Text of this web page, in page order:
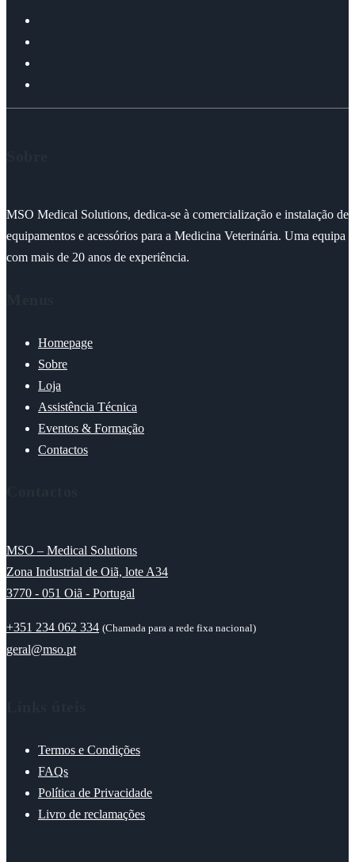
MSO Medical Solutions, dedica-se à comercialização e instalação de
equipamentos e acessórios para a Medicina Veterinária. Uma equipa
com mais de 20 anos de experiência.
Homepage
Sobre
Loja
Assistência Técnica
Eventos & Formação
Contactos
MSO – Medical Solutions
Zona Industrial de Oiã, lote A34
3770 - 051 Oiã - Portugal
+351 234 062 334 (Chamada para a rede fixa nacional)
geral@mso.pt
Termos e Condições
FAQs
Política de Privacidade
Livro de reclamações